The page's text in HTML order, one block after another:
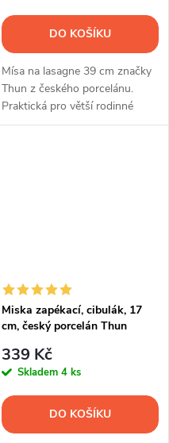
DO KOŠÍKU
Mísa na lasagne 39 cm značky
Thun z českého porcelánu.
Praktická pro větší rodinné
pokrmy.
Miska zapékací, cibulák, 17
cm, český porcelán Thun
339 Kč
Skladem 4 ks
DO KOŠÍKU